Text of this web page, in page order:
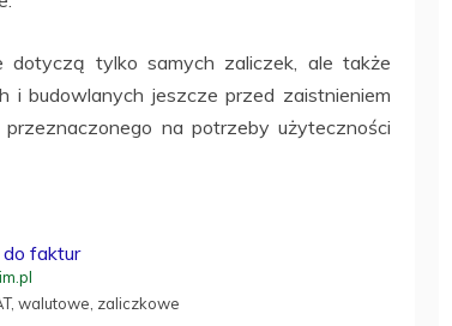
tylko samych zaliczek, ale także
i budowlanych jeszcze przed zaistnieniem
na potrzeby użyteczności
do faktur
walutowe, zaliczkowe